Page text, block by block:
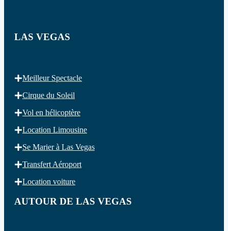
LAS VEGAS
Meilleur Spectacle
Cirque du Soleil
Vol en hélicoptère
Location Limousine
Se Marier à Las Vegas
Transfert Aéroport
Location voiture
AUTOUR DE LAS VEGAS